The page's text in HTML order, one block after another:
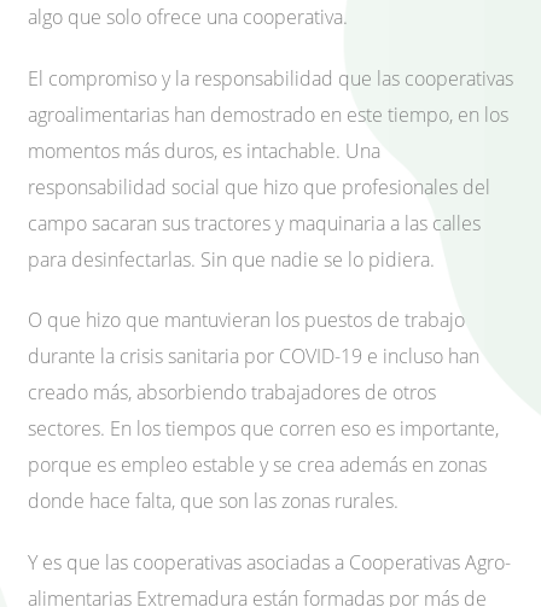
algo que solo ofrece una cooperativa.
El compromiso y la responsabilidad que las cooperativas
agroalimentarias han demostrado en este tiempo, en los
momentos más duros, es intachable. Una
responsabilidad social que hizo que profesionales del
campo sacaran sus tractores y maquinaria a las calles
para desinfectarlas. Sin que nadie se lo pidiera.
O que hizo que mantuvieran los puestos de trabajo
durante la crisis sanitaria por COVID-19 e incluso han
creado más, absorbiendo trabajadores de otros
sectores. En los tiempos que corren eso es importante,
porque es empleo estable y se crea además en zonas
donde hace falta, que son las zonas rurales.
Y es que las cooperativas asociadas a Cooperativas Agro-
alimentarias Extremadura están formadas por más de